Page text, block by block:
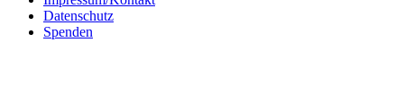
Datenschutz
Spenden